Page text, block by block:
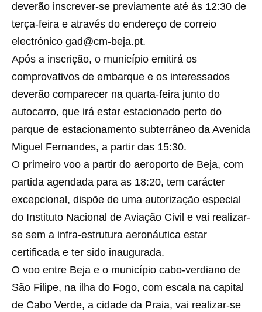
deverão inscrever-se previamente até às 12:30 de
terça-feira e através do endereço de correio
electrónico gad@cm-beja.pt.
Após a inscrição, o município emitirá os
comprovativos de embarque e os interessados
deverão comparecer na quarta-feira junto do
autocarro, que irá estar estacionado perto do
parque de estacionamento subterrâneo da Avenida
Miguel Fernandes, a partir das 15:30.
O primeiro voo a partir do aeroporto de Beja, com
partida agendada para as 18:20, tem carácter
excepcional, dispõe de uma autorização especial
do Instituto Nacional de Aviação Civil e vai realizar-
se sem a infra-estrutura aeronáutica estar
certificada e ter sido inaugurada.
O voo entre Beja e o município cabo-verdiano de
São Filipe, na ilha do Fogo, com escala na capital
de Cabo Verde, a cidade da Praia, vai realizar-se